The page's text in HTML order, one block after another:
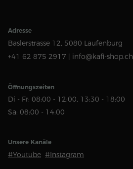
Adresse
Baslerstrasse 12, 5080 Laufenburg
+41 62 875 2917 | info@kafi-shop.ch
Öffnungszeiten
Di - Fr: 08:00 - 12:00, 13:30 - 18:00
Sa: 08:00 - 14:00
Unsere Kanäle
#Youtube #Instagram